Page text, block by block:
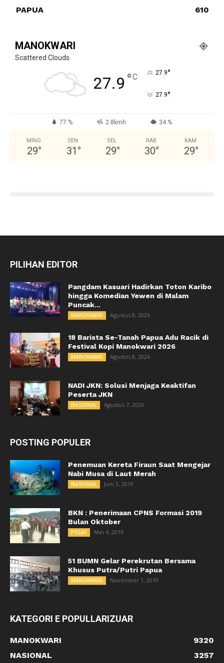
PAPUA
610
MANOKWARI
Scattered Clouds
27.9 °C 27.9°
27.9°
77 % 2.8kmh 34 %
MING
29°
SEN
31 °
SEL
29°
RAB
30°
KAM
29°
PILIHAN EDITOR
Pangdam Kasuari Hadirkan Toton Karibo
hingga Komedian Yewen di Malam
Puncak...
MANOKWARI Agustus 8, 2026
18 Barista Se-Tanah Papua Adu Racik di
Festival Kopi Manokwari 2026
MANOKWARI Agustus 8, 2026
NADI JKN: Solusi Menjaga Keaktifan
Peserta JKN
NASIONAL Agustus 7, 2026
POSTING POPULER
Penemuan Kereta Firaun Saat Mengejar
Nabi Musa di Laut Merah
NASIONAL Juni 3, 2019
BKN : Penerimaan CPNS Formasi 2019
Bulan Oktober
PEGAF Mei 4, 2019
51 BUMN Gelar Perekrutan Bersama
Khusus Putra/Putri Papua
MANOKWARI November 1, 2019
KATEGORI E POPULLARIZUAR
MANOKWARI
9320
NASIONAL
3257